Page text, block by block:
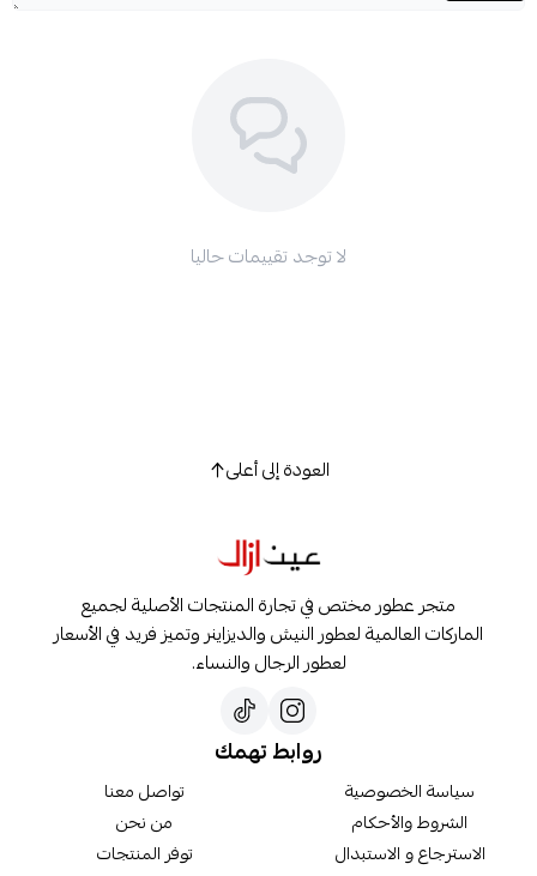
لا توجد تقييمات حاليا
العودة إلى أعلى
متجر عطور مختص في تجارة المنتجات الأصلية لجميع
الماركات العالمية لعطور النيش والديزاينر وتميز فريد في الأسعار
لعطور الرجال والنساء.
روابط تهمك
سياسة الخصوصية
الشروط والأحكام
الاسترجاع و الاستبدال
تواصل معنا
من نحن
توفر المنتجات